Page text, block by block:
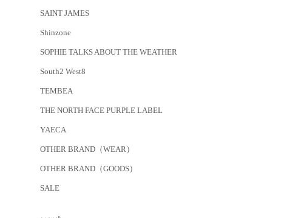
SAINT JAMES
Shinzone
SOPHIE TALKS ABOUT THE WEATHER
South2 West8
TEMBEA
THE NORTH FACE PURPLE LABEL
YAECA
OTHER BRAND（WEAR）
OTHER BRAND（GOODS）
SALE